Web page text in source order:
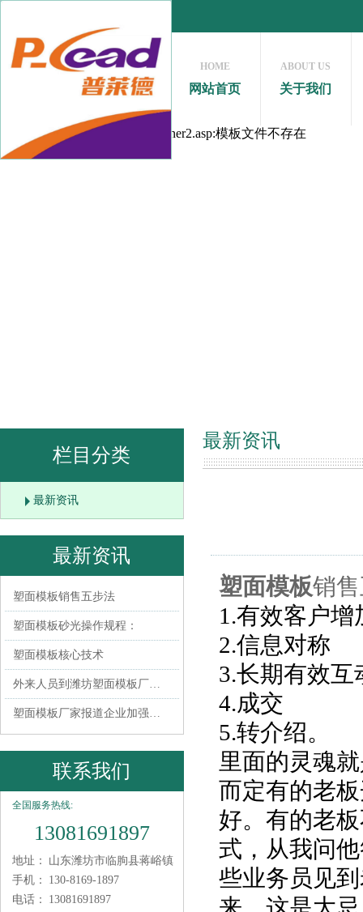
HOME
网站首页
ABOUT US
关于我们
栏目分类
最新资讯
最新资讯
塑面模板销售五步法
塑面模板砂光操作规程：
塑面模板核心技术
外来人员到潍坊塑面模板厂…
塑面模板厂家报道企业加强…
联系我们
全国服务热线:
13081691897
地址：
山东潍坊市临朐县蒋峪镇
手机：
130-8169-1897
电话：
13081691897
最新资讯
塑面模板销
1.有效客户增
2.信息对称
3.长期有效互
4.成交
5.转介绍。
里面的灵魂
而定有的老
好。有的老
式，从我问
些业务员见